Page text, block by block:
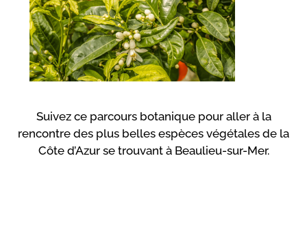
Suivez ce parcours botanique pour aller à la
rencontre des plus belles espèces végétales de la
Côte d’Azur se trouvant à Beaulieu-sur-Mer.